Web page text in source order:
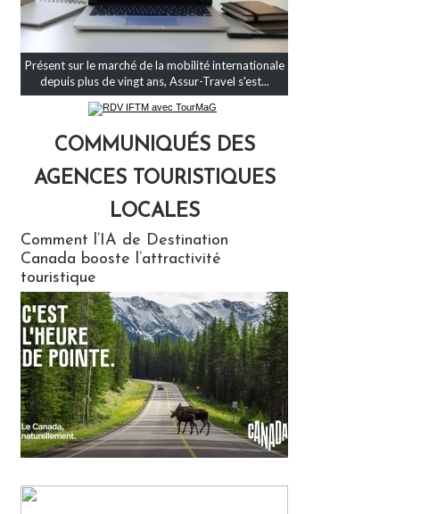
Présent sur le marché de la mobilité internationale
depuis plus de vingt ans, Assur-Travel s'est...
COMMUNIQUÉS DES
AGENCES TOURISTIQUES
LOCALES
Comment l’IA de Destination
Canada booste l’attractivité
touristique